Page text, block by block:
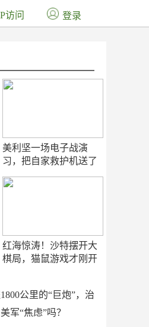
美利坚一场电子战演
习，把自家救护机送了
红海惊涛！沙特摆开大
棋局，猫鼠游戏才刚开
公里的“巨炮”，治
军“焦虑”吗？
访问 登录